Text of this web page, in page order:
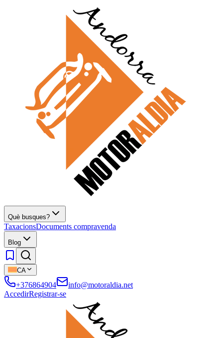
Què busques?
TaxacionsDocuments compravenda
Blog
CA
+376864904
info@motoraldia.net
AccedirRegistrar-se